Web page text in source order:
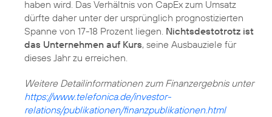
haben wird. Das Verhältnis von CapEx zum Umsatz
dürfte daher unter der ursprünglich prognostizierten
Spanne von 17-18 Prozent liegen. Nichtsdestotrotz ist
das Unternehmen auf Kurs, seine Ausbauziele für
dieses Jahr zu erreichen.
https://www.telefonica.de/investor-
relations/publikationen/finanzpublikationen.html